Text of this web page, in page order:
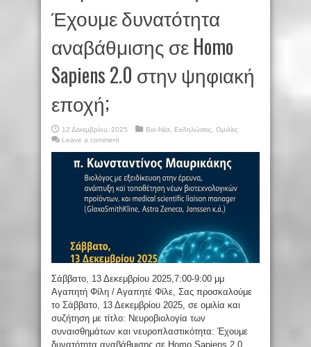
Έχουμε δυνατότητα
αναβάθμισης σε Homo
Sapiens 2.0 στην ψηφιακή
εποχή;
12 Δεκεμβρίου, 2025 Βιο-Νέα Εκδηλώσεις
Ομιλίες
Leave a comment
Σάββατο, 13 Δεκεμβρίου 2025,7:00-9:00 μμ
Αγαπητή Φίλη / Αγαπητέ Φίλε, Σας προσκαλούμε
το Σάββατο, 13 Δεκεμβρίου 2025, σε ομιλία και
συζήτηση με τίτλο: Νευροβιολογία των
συναισθημάτων και νευροπλαστικότητα: Έχουμε
δυνατότητα αναβάθμισης σε Homo Sapiens 2.0